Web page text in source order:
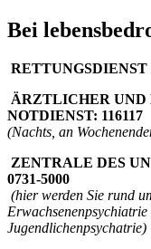
Bei
RETTUNGSDIENST
ÄRZTLICHER
NOTDIENST: 116117
(Nachts, an
ZENTRALE DES
0731-5000
(hier werden Sie rund
Jugendlichenpsychatrie)